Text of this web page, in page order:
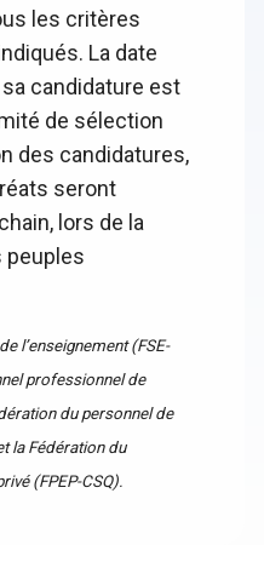
les critères
La date
candidature est
de sélection
des candidatures,
seront
lors de la
peuples
l’enseignement (FSE-
professionnel de
du personnel de
la Fédération du
(FPEP-CSQ).